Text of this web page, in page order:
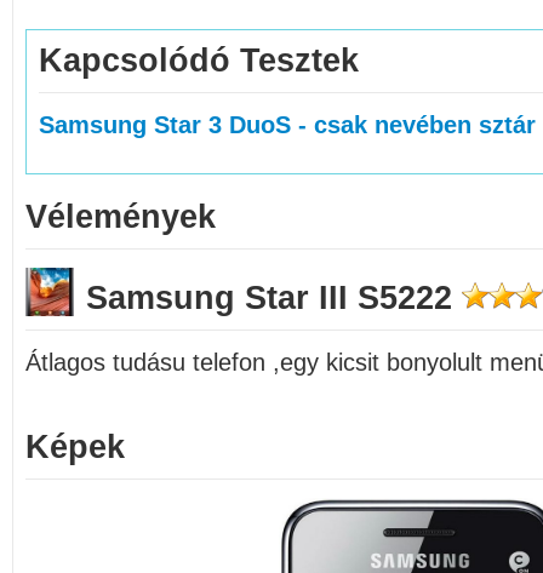
Kapcsolódó Tesztek
Samsung Star 3 DuoS - csak nevében sztár
Vélemények
Samsung Star III S5222
Átlagos tudásu telefon ,egy kicsit bonyolult
Képek